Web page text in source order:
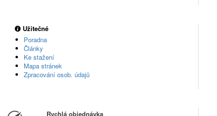
Užitečné
Poradna
Články
Ke stažení
Mapa stránek
Zpracování osob. údajů
Rychlá objednávka